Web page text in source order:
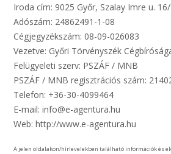
Iroda cím: 9025 Győr, Szalay Imre u.
Adószám: 24862491-1-08
Cégjegyzékszám: 08-09-026083
Vezetve: Győri Törvényszék
Felügyeleti szerv: PSZÁF / MNB
PSZÁF / MNB regisztrációs szám:
Telefon: +36-30-4099464
E-mail: info@e-agentura.hu
Web: http://www.e-agentura.hu
A jelen oldalakon/hírlevelekben található információk és